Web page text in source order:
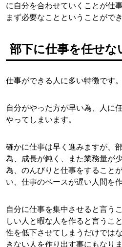
に自分を合わせていくことが仕
まず必要なことということができ
部下に仕事を任せな
仕事ができる人に多い特徴です。
自分がやった方が早い為、人に
やってしまいます。
確かに仕事は早く進みますが、
為、成長が鈍く、また業務量が
為、のんびりと仕事をすること
い、仕事のペースが遅い人間を
自分に仕事を集中させると言う
しい人と暇な人を作ると言うこ
性を低下させてしまうだけでは
きない人を作り出す事にもなりま